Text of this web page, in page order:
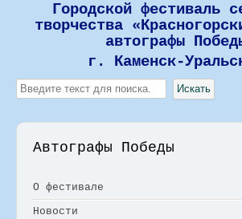
Городской фестиваль
творчества
автографы
г. Каменск-
Искать... Искать
Автографы Победы
О фестивале
Новости